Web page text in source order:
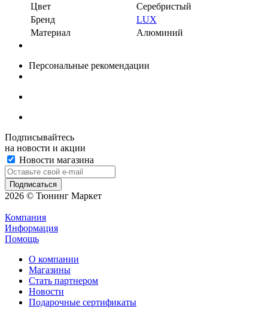
Цвет
Серебристый
Бренд
LUX
Материал
Алюминий
Персональные рекомендации
Подписывайтесь
на новости и акции
Новости магазина
2026 © Тюнинг Маркет
Компания
Информация
Помощь
О компании
Магазины
Стать партнером
Новости
Подарочные сертификаты